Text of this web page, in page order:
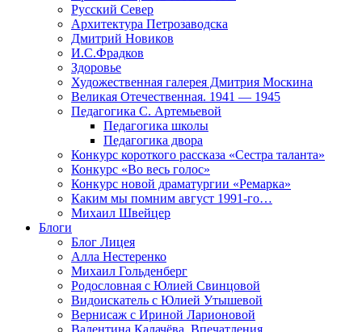
Русский Север
Архитектура Петрозаводска
Дмитрий Новиков
И.С.Фрадков
Здоровье
Художественная галерея Дмитрия Москина
Великая Отечественная. 1941 — 1945
Педагогика С. Артемьевой
Педагогика школы
Педагогика двора
Конкурс короткого рассказа «Сестра таланта»
Конкурс «Во весь голос»
Конкурс новой драматургии «Ремарка»
Каким мы помним август 1991-го…
Михаил Швейцер
Блоги
Блог Лицея
Алла Нестеренко
Михаил Гольденберг
Родословная с Юлией Свинцовой
Видоискатель с Юлией Утышевой
Вернисаж с Ириной Ларионовой